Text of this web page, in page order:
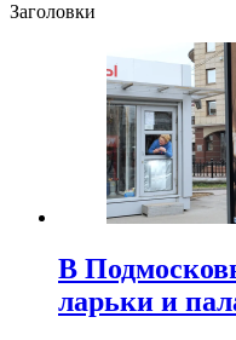
Заголовки
В
ларьки и